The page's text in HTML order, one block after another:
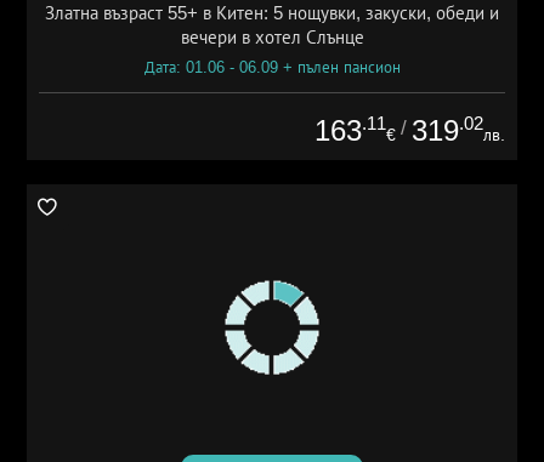
Златна възраст 55+ в Китен: 5 нощувки, закуски, обеди и
вечери в хотел Слънце
Дата: 01.06 - 06.09 + пълен пансион
163.11
€ / 319.02
лв.